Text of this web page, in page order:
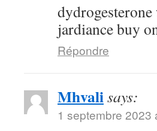
jardiance buy
Répondre
Mhvalisays:
1 septembre 2023